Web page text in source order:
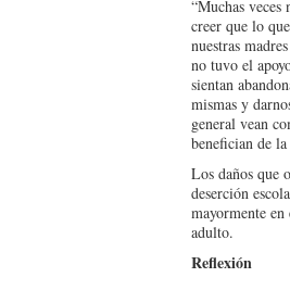
“Muchas veces
creer que lo
nuestras
no tuvo el
sientan
mismas y
general vean
benefician de la
Los daños que
deserción
mayormente
adulto.
Reflexión